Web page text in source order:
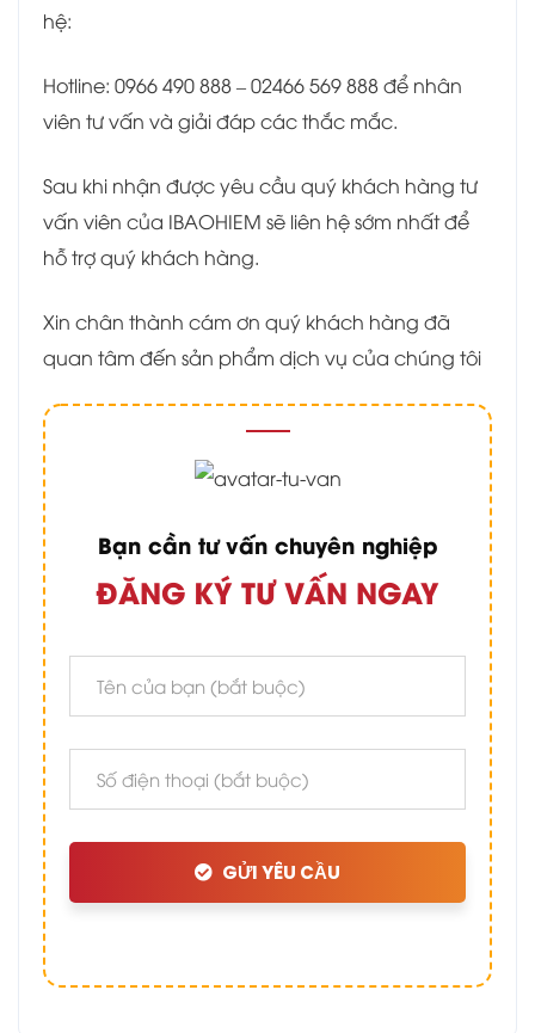
hệ:
Hotline: 0966 490 888 – 02466 569 888 để nhân
viên tư vấn và giải đáp các thắc mắc.
Sau khi nhận được yêu cầu quý khách hàng tư
vấn viên của IBAOHIEM sẽ liên hệ sớm nhất để
hỗ trợ quý khách hàng.
Xin chân thành cám ơn quý khách hàng đã
quan tâm đến sản phẩm dịch vụ của chúng tôi
Bạn cần tư vấn chuyên nghiệp
ĐĂNG KÝ TƯ VẤN NGAY
GỬI YÊU CẦU